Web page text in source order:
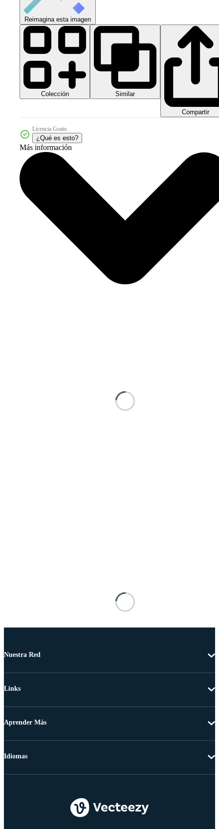
Reimagina esta imagen
Colección Similar
Compartir
Licencia Gratis
¿Qué es esto?
Más información
Nuestra Red
Links
Aprender Más
Idiomas